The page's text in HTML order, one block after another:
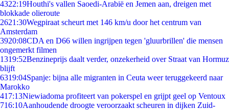
4322:19Houthi's vallen Saoedi-Arabië en Jemen aan, dreigen met
blokkade olieroute
2621:30Wegpiraat scheurt met 146 km/u door het centrum van
Amsterdam
3920:08CDA en D66 willen ingrijpen tegen 'gluurbrillen' die mensen
ongemerkt filmen
1319:52Benzineprijs daalt verder, onzekerheid over Straat van Hormuz
blijft
6319:04Spanje: bijna alle migranten in Ceuta weer teruggekeerd naar
Marokko
417:13Niewiadoma profiteert van pokerspel en grijpt geel op Ventoux
716:10Aanhoudende droogte veroorzaakt scheuren in dijken Zuid-